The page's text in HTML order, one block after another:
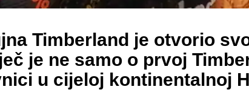
Timberland je otvorio
je ne samo o prvoj
u cijeloj kontinentalnoj